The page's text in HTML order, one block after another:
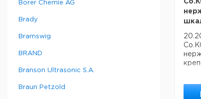
Borer Chemie AG
Brady
Bramswig
BRAND
Branson Ultrasonic S.A.
Braun Petzold